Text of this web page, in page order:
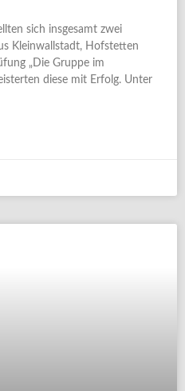
sich insgesamt zwei
Kleinwallstadt, Hofstetten
„Die Gruppe im
diese mit Erfolg. Unter